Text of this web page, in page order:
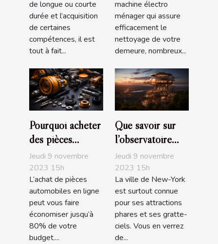
de longue ou courte
durée et l’acquisition
de certaines
compétences, il est
tout à fait...
machine électro
ménager qui assure
efficacement le
nettoyage de votre
demeure, nombreux...
Pourquoi acheter
des pièces
automobiles en
ligne ?
Jeudi 9 novembre
2023 15h
L’achat de pièces
automobiles en ligne
peut vous faire
économiser jusqu’à
80% de votre
budget....
Que savoir sur
l’observatoire
The Edge de
NYC ?
Jeudi 9 novembre
2023 15h
La ville de New-York
est surtout connue
pour ses attractions
phares et ses gratte-
ciels. Vous en verrez
de...